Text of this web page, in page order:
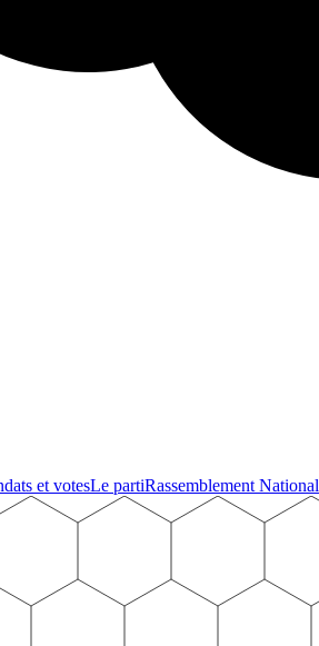
et votesLe partiRassemblement National